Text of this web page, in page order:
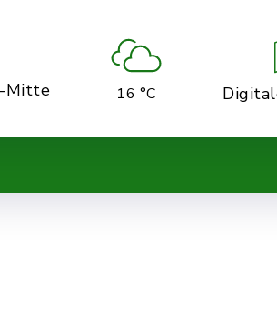
Mitte 16 °C